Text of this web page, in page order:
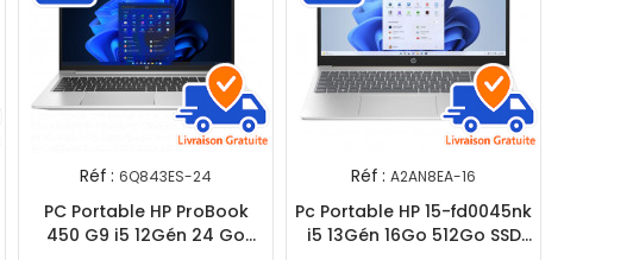
Réf : 6Q843ES-24
PC Portable HP ProBook
450 G9 i5 12Gén 24 Go
Réf : A2AN8EA-16
Pc Portable HP 15-fd0045nk
i5 13Gén 16Go 512Go SSD